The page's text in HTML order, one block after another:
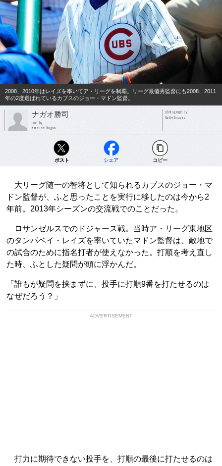
2008、2010年はレイズを率いてア・リーグを制覇。リーグ最優秀監督にも2008、2011
年の2度選ばれているカブスのジョー・マドン監督。
ナガオ勝司
text by
Katsushi Nagao
photograph by
Getty Images
ポスト シェア コピー
大リーグ随一の智将として知られるカブスのジョー・マ
ドン監督が、ふと思ったことを実行に移したのは今から2
年前。2013年シーズンの交流戦でのことだった。
ロサンゼルスでのドジャース戦。当時ア・リーグ東地区
のタンパベイ・レイズを率いていたマドン監督は、敵地で
の試合のために指名打者が使えなかった。打順を考え直し
た時、ふとした疑問が頭に浮かんだ。
「誰もが疑問を挟まずに、投手に打順9番を打たせるのは
なぜだろう？」
ADVERTISEMENT
打力に期待できない投手を、打順の最後に打たせるのは